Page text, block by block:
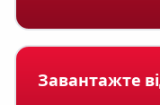
Завантажте